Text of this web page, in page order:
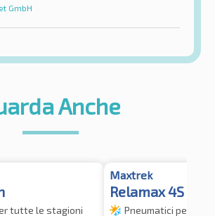
GmbH
Anche
tutte le stagioni
Maxtrek
Relamax 4S
Pneumatici per